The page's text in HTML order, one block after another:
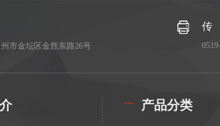
市金坛区金胜东路26号
传
产品分类